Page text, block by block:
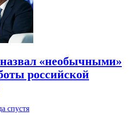
«необычными»
российской
спустя